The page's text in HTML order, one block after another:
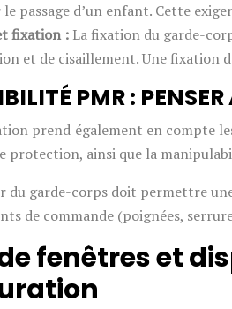
passage d’un enfant. Cette
fixation : La fixation du garde-
et de cisaillement. Une fixation
PMR :
prend également en compte
protection, ainsi que la
du garde-corps doit permettre
de commande (poignées,
fenêtres et